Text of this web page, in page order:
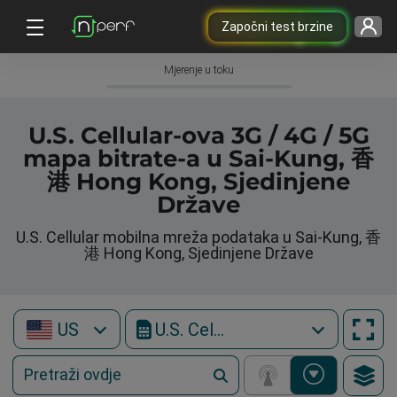
Započni test brzine
Mjerenje u toku
U.S. Cellular-ova 3G / 4G / 5G
mapa bitrate-a u Sai-Kung, 香
港 Hong Kong, Sjedinjene
Države
U.S. Cellular mobilna mreža podataka u Sai-Kung, 香
港 Hong Kong, Sjedinjene Države
US U.S. Cellular